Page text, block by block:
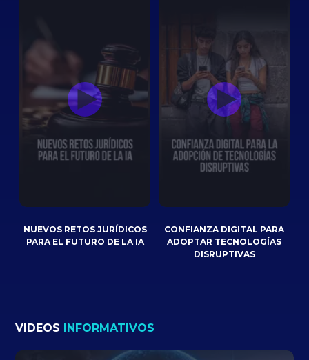
NUEVOS RETOS JURÍDICOS
PARA EL FUTURO DE LA IA
CONFIANZA DIGITAL PARA
ADOPTAR TECNOLOGÍAS
DISRUPTIVAS
VIDEOS INFORMATIVOS